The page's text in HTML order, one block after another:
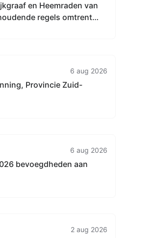
en Heemraden van
regels omtrent
6 aug 2026
Provincie Zuid-
6 aug 2026
bevoegdheden aan
2 aug 2026